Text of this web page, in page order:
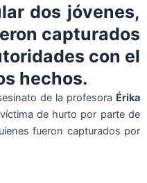
dos jóvenes,
capturados
con el
hechos.
de la profesora Érika
de hurto por parte de
fueron capturados por